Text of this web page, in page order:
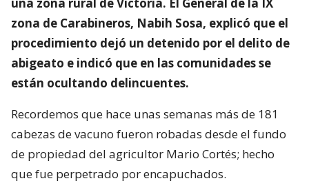
zona de Carabineros, Nabih Sosa, explicó que el
procedimiento dejó un detenido por el delito de
abigeato e indicó que en las comunidades se
están ocultando delincuentes.
Recordemos que hace unas semanas más de 181
cabezas de vacuno fueron robadas desde el fundo
de propiedad del agricultor Mario Cortés; hecho
que fue perpetrado por encapuchados.